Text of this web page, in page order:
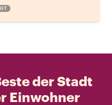
der Stadt
Einwohner